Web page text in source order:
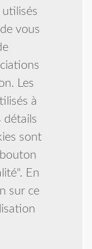
utilisés
vous
Les
à
détails
sont
En
sur ce